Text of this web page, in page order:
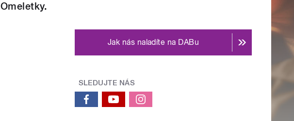
Omeletky.
Jak nás naladíte na DABu
SLEDUJTE NÁS